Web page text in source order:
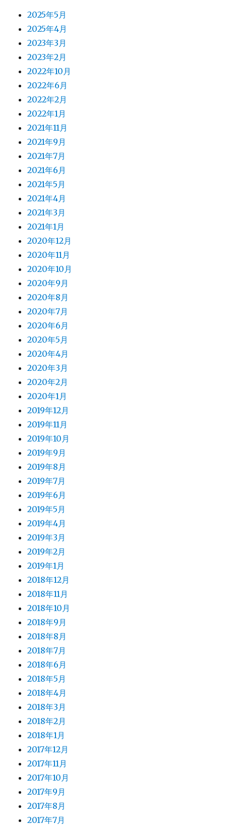
2025年5月
2025年4月
2023年3月
2023年2月
2022年10月
2022年6月
2022年2月
2022年1月
2021年11月
2021年9月
2021年7月
2021年6月
2021年5月
2021年4月
2021年3月
2021年1月
2020年12月
2020年11月
2020年10月
2020年9月
2020年8月
2020年7月
2020年6月
2020年5月
2020年4月
2020年3月
2020年2月
2020年1月
2019年12月
2019年11月
2019年10月
2019年9月
2019年8月
2019年7月
2019年6月
2019年5月
2019年4月
2019年3月
2019年2月
2019年1月
2018年12月
2018年11月
2018年10月
2018年9月
2018年8月
2018年7月
2018年6月
2018年5月
2018年4月
2018年3月
2018年2月
2018年1月
2017年12月
2017年11月
2017年10月
2017年9月
2017年8月
2017年7月